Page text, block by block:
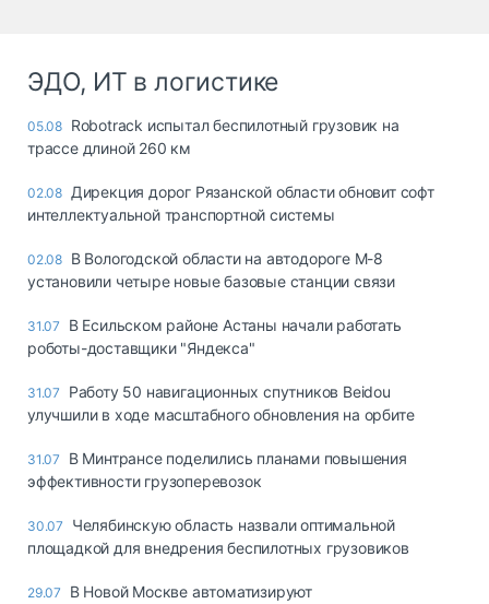
ЭДО, ИТ в логистике
05.08 Robotrack испытал беспилотный грузовик на
трассе длиной 260 км
02.08 Дирекция дорог Рязанской области обновит софт
интеллектуальной транспортной системы
02.08 В Вологодской области на автодороге М-8
установили четыре новые базовые станции связи
31.07
В Есильском районе Астаны начали работать
роботы-доставщики "Яндекса"
31.07
Работу 50 навигационных спутников Beidou
улучшили в ходе масштабного обновления на орбите
31.07
В Минтрансе поделились планами повышения
эффективности грузоперевозок
30.07
Челябинскую область назвали оптимальной
площадкой для внедрения беспилотных грузовиков
29.07
В Новой Москве автоматизируют